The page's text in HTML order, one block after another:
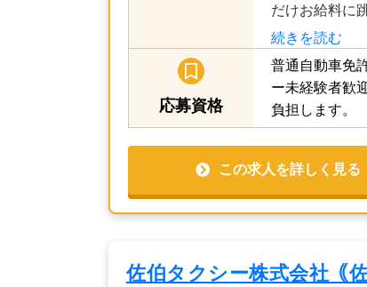
だけお給料に
続きを読む
応募資格
普通自動車免
ー未経験者歓
負担します。
この求人を詳しく見る
佐伯タクシー株式会社｟